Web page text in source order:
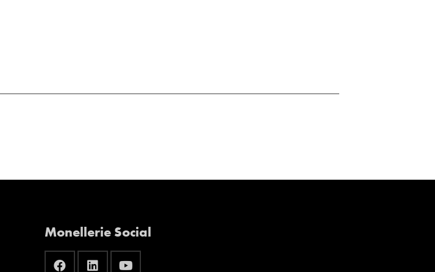
Monellerie Social